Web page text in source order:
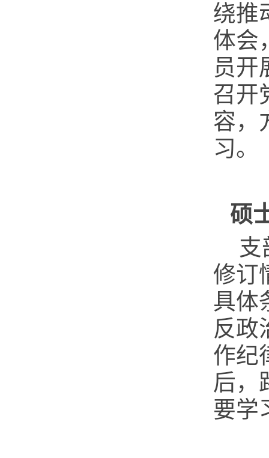
绕推
体会
员开
召开
容，
习。
硕
支
修订
具体
反政
作纪
后，
要学